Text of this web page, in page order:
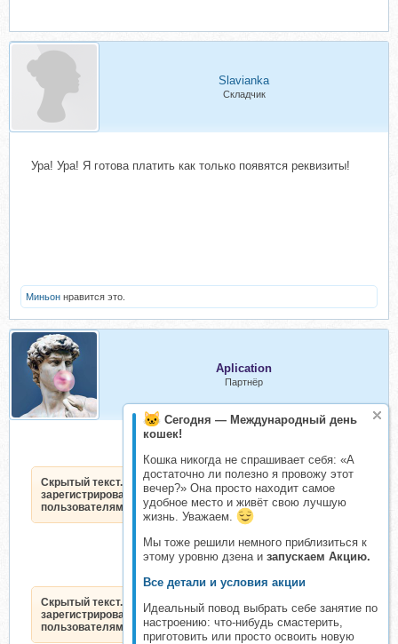
Сегодня — Международный день
кошек!
Кошка никогда не спрашивает себя: «А
достаточно ли полезно я провожу этот
вечер?» Она просто находит самое
удобное место и живёт свою лучшую
жизнь. Уважаем.
Мы тоже решили немного приблизиться к
этому уровню дзена и запускаем Акцию.
Все детали и условия акции
Идеальный повод выбрать себе занятие по
настроению: что-нибудь смастерить,
приготовить или просто освоить новую
Slavianka
Складчик
Ура! Ура! Я готова платить как только появятся реквизиты!
Миньон нравится это.
Aplication
Партнёр
Скрытый текст. Доступен только
зарегистрированным
пользователям.
Скрытый текст. Доступен только
зарегистрированным
пользователям.